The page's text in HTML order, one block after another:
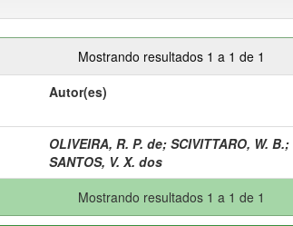
Mostrando resultados 1 a 1 de 1
Autor(es)
OLIVEIRA, R. P. de; SCIVITTARO, W. B.;
SANTOS, V. X. dos
Mostrando resultados 1 a 1 de 1